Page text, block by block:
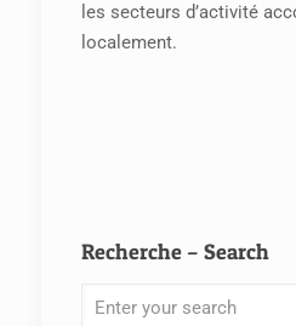
les secteurs d’activité
localement.
Recherche – Search